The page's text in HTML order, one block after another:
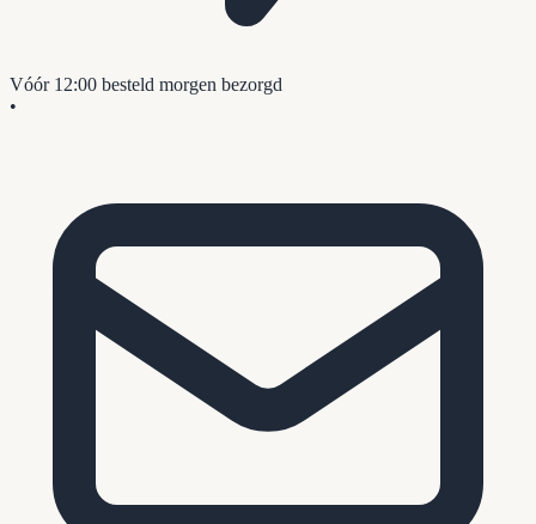
Vóór 12:00 besteld morgen bezorgd
•